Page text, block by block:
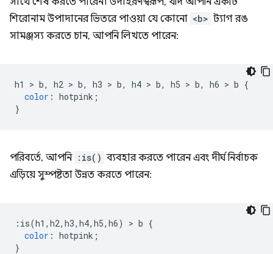
শিরোনাম উপাদানের ভিতরে পাওয়া যে কোনো <b> ট্যাগ রঙ
সামঞ্জস্য করতে চান, আপনি লিখতে পারেন:
h1 > b, h2 > b, h3 > b, h4 > b, h5 > b, h6 > b {
color : hotpink ;
}
পরিবর্তে, আপনি :is() ব্যবহার করতে পারেন এবং দীর্ঘ নির্বাচক
এড়িয়ে সুস্পষ্টতা উন্নত করতে পারেন:
: is(h1 , h2, h3, h4, h5, h6) > b {
color : hotpink ;
}